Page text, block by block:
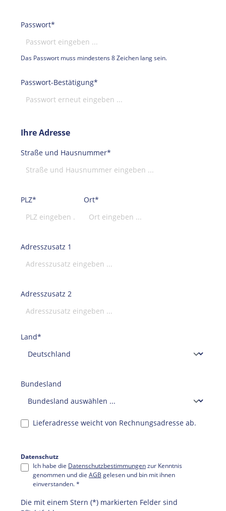
Passwort*
Das Passwort muss mindestens 8 Zeichen lang sein.
Passwort-Bestätigung*
Ihre Adresse
Straße und Hausnummer*
PLZ* Ort*
Adresszusatz 1
Adresszusatz 2
Land*
Bundesland
Lieferadresse weicht von Rechnungsadresse ab.
Datenschutz
Ich habe die Datenschutzbestimmungenzur Kenntnis
genommen und die AGB gelesen und bin mit ihnen
einverstanden. *
Die mit einem Stern (*) markierten Felder sind